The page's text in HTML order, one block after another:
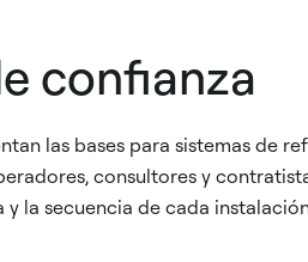
confianza
las bases para sistemas de
consultores y
la secuencia de cada